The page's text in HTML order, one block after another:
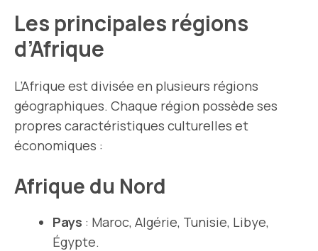
Les principales régions
d’Afrique
L’Afrique est divisée en plusieurs régions
géographiques. Chaque région possède ses
propres caractéristiques culturelles et
économiques :
Afrique du Nord
Pays : Maroc, Algérie, Tunisie, Libye,
Égypte.